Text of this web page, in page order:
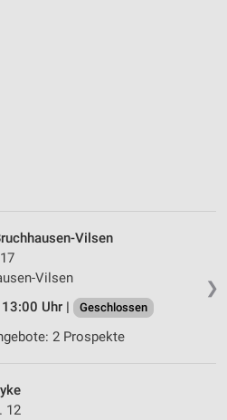
❯
Vilsen
Vilsen
Uhr |
Geschlossen
2 Prospekte
12